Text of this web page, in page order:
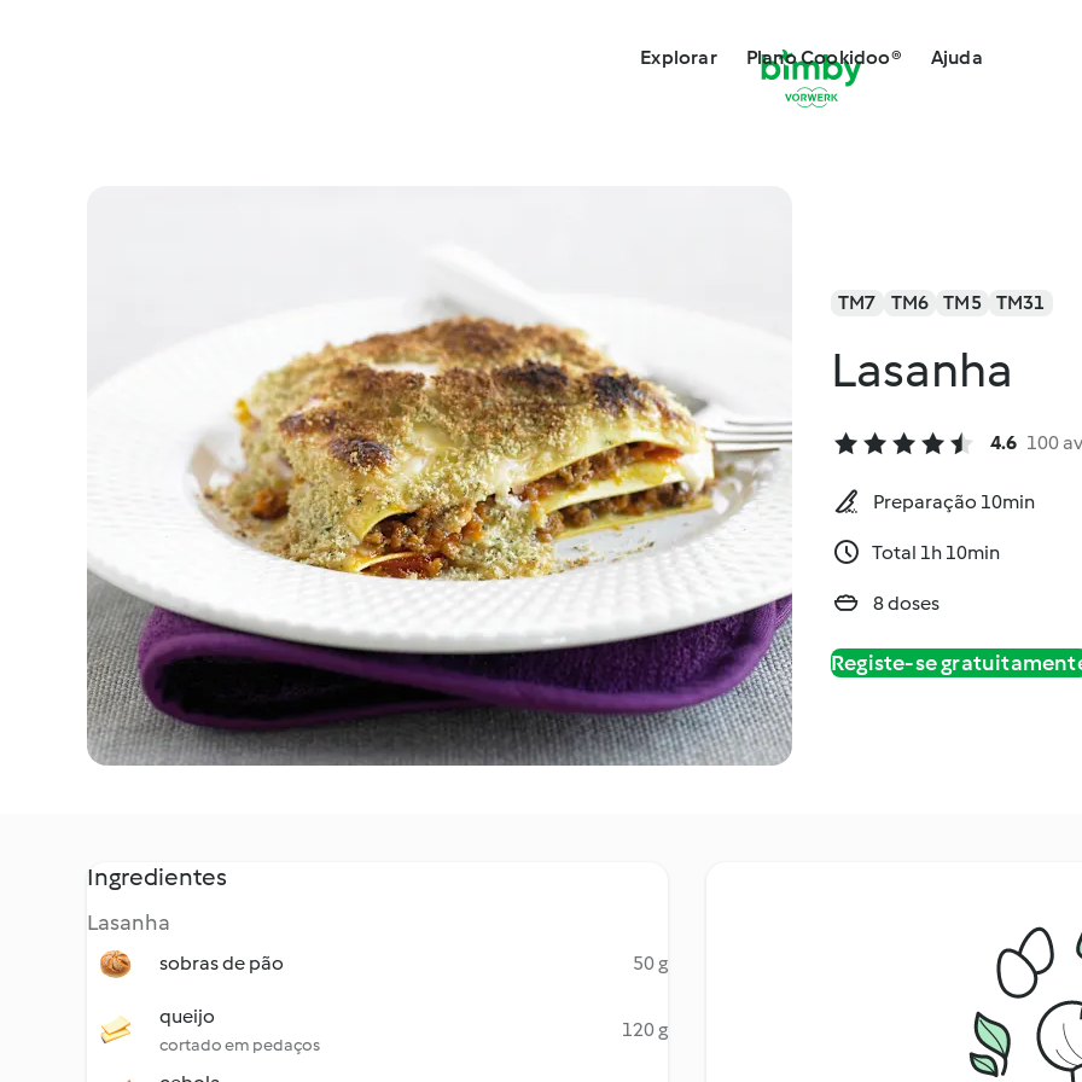
Explorar Plano Cookidoo® Ajuda
TM7 TM6 TM5 TM31
Lasanha
4.6 100
Preparação 10min
Total 1h 10min
8 doses
Registe-se
Ingredientes
Lasanha
sobras de pão 50 g
queijo
cortado em pedaços
120 g